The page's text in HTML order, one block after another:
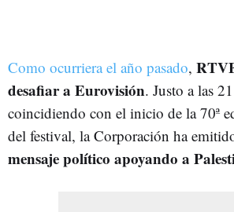
Como ocurriera el año pasado,
desafiar a Eurovisión. Justo a las
coincidiendo con el inicio de la 70ª
del festival, la Corporación ha
mensaje político apoyando a